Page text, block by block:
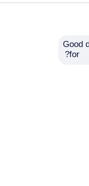
الإنقاذ نقالة
Good
for?